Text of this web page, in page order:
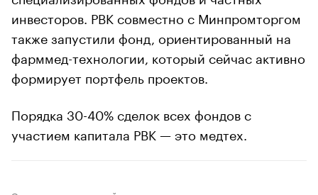
инвесторов. РВК совместно с Минпромторгом
также запустили фонд, ориентированный на
фарммед-технологии, который сейчас активно
формирует портфель проектов.
Порядка 30-40% сделок всех фондов с
участием капитала РВК — это медтех.